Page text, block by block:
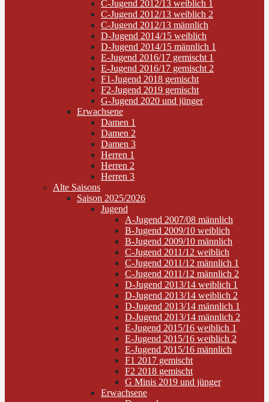
C-Jugend 2012/13 weiblich 1
C-Jugend 2012/13 weiblich 2
C-Jugend 2012/13 männlich
D-Jugend 2014/15 weiblich
D-Jugend 2014/15 männlich 1
E-Jugend 2016/17 gemischt 1
E-Jugend 2016/17 gemischt 2
F1-Jugend 2018 gemischt
F2-Jugend 2019 gemischt
G-Jugend 2020 und jünger
Erwachsene
Damen 1
Damen 2
Damen 3
Herren 1
Herren 2
Herren 3
Alte Saisons
Saison 2025/2026
Jugend
A-Jugend 2007/08 männlich
B-Jugend 2009/10 weiblich
B-Jugend 2009/10 männlich
C-Jugend 2011/12 weiblich
C-Jugend 2011/12 männlich 1
C-Jugend 2011/12 männlich 2
D-Jugend 2013/14 weiblich 1
D-Jugend 2013/14 weiblich 2
D-Jugend 2013/14 männlich 1
D-Jugend 2013/14 männlich 2
E-Jugend 2015/16 weiblich 1
E-Jugend 2015/16 weiblich 2
E-Jugend 2015/16 männlich
F1 2017 gemischt
F2 2018 gemischt
G Minis 2019 und jünger
Erwachsene